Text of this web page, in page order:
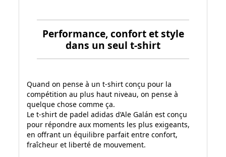
Performance, confort et style
dans un seul t-shirt
Quand on pense à un t-shirt conçu pour la
compétition au plus haut niveau, on pense à
quelque chose comme ça.
Le t-shirt de padel adidas d’Ale Galán est conçu
pour répondre aux moments les plus exigeants,
en offrant un équilibre parfait entre confort,
fraîcheur et liberté de mouvement.